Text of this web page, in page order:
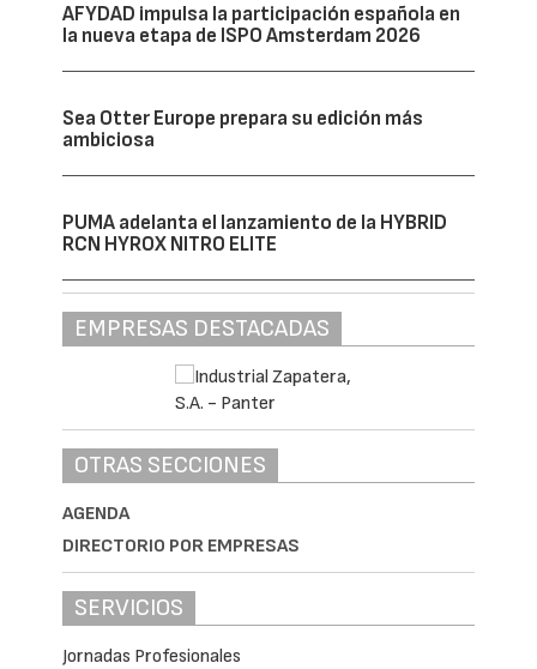
AFYDAD impulsa la participación española en
la nueva etapa de ISPO Amsterdam 2026
Sea Otter Europe prepara su edición más
ambiciosa
PUMA adelanta el lanzamiento de la HYBRID
RCN HYROX NITRO ELITE
EMPRESAS DESTACADAS
OTRAS SECCIONES
AGENDA
DIRECTORIO POR EMPRESAS
SERVICIOS
Jornadas Profesionales